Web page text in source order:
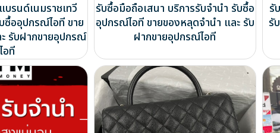
บรนด์เนมราชเทวี
ซื้ออุปกรณ์ไอที ขาย
รับฝากขายอุปกรณ์
ไอที
รับซื้อมือถือเสนา บริการรับจำนำ รับซื้อ
อุปกรณ์ไอที ขายของหลุดจำนำ และ รับ
ฝากขายอุปกรณ์ไอที
รั
รั